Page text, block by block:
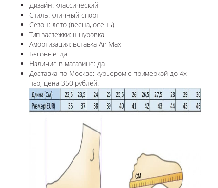
Дизайн: классический
Стиль: уличный спорт
Сезон: лето (весна, осень)
Тип застежки: шнуровка
Амортизация: вставка Air Max
Беговые: да
Наличие в магазине: да
Доставка по Москве: курьером с примеркой до 4х
пар, цена 350 рублей.